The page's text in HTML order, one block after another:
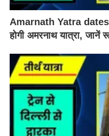
Amarnath Yatra
होगी अमरनाथ यात्रा,